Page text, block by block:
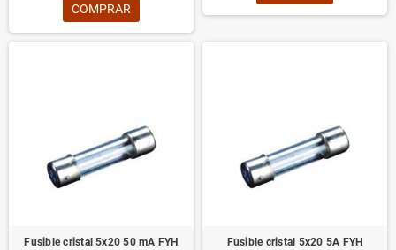
COMPRAR
Fusible cristal 5x20 50 mA FYH Fusible cristal 5x20 5A FYH